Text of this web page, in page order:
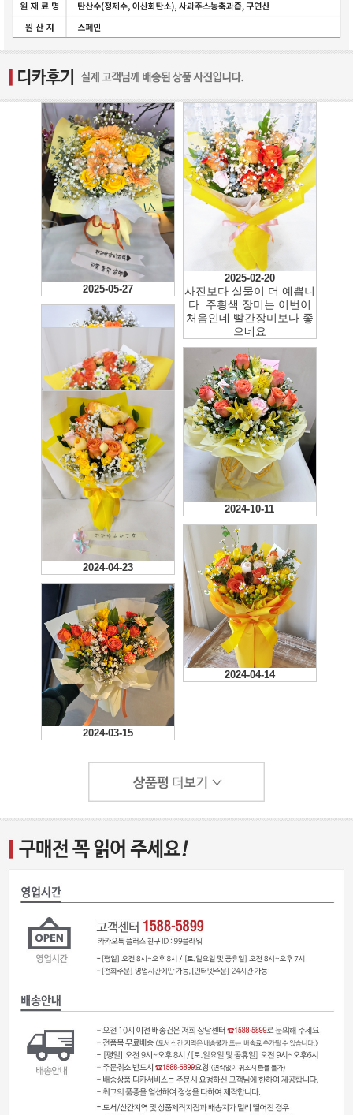
2025-05-27
2025-02-20
사진보다 실물이 더 예쁩니
다. 주황색 장미는 이번이
처음인데 빨간장미보다 좋
으네요
2025-01-19
2024-12-25
이번에 주문한 꽃다발은 사
진과 차이가 조금 많이 나
서 조금은 실망했습니다.
2024-10-11
2024-04-23
2024-04-14
2024-03-15